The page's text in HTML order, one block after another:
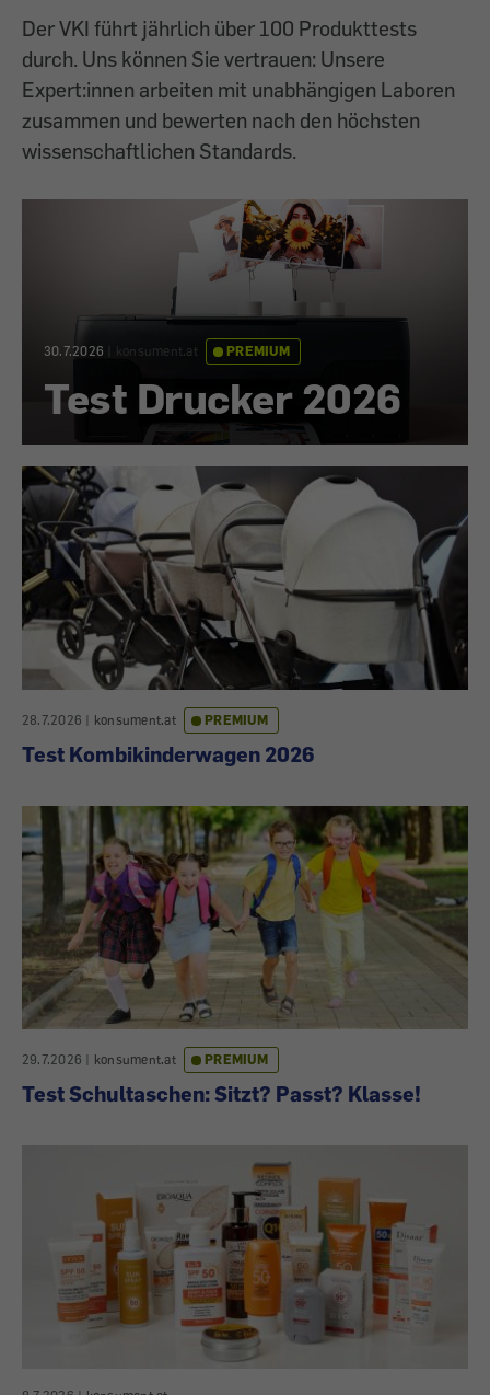
Der VKI führt jährlich über 100 Produkttests
durch. Uns können Sie vertrauen: Unsere
Expert:innen arbeiten mit unabhängigen Laboren
zusammen und bewerten nach den höchsten
wissenschaftlichen Standards.
30.7.2026 konsument.at PREMIUM
Test Drucker 2026
28.7.2026 | konsument.at PREMIUM
Test Kombikinderwagen 2026
29.7.2026 | konsument.at PREMIUM
Test Schultaschen: Sitzt? Passt? Klasse!